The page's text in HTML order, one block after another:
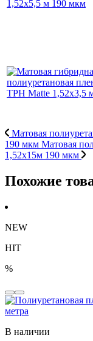
Матовая
190 мкм Матовая
1,52х15м 190 мкм
Похожие
NEW
HIT
%
В наличии